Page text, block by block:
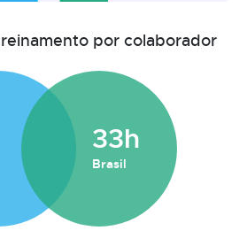
por colaborador
33h
Brasil